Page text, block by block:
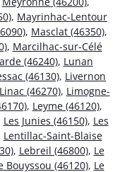
, Mayrinhac-Lentour
, Masclat (46350),
, Marcilhac-sur-Célé
(46240), Lunan
(46130), Livernon
Linac (46270), Limogne-
, Leyme (46120),
Les Junies (46150), Les
Lentillac-Saint-Blaise
, Lebreil (46800), Le
Bouyssou (46120), Le